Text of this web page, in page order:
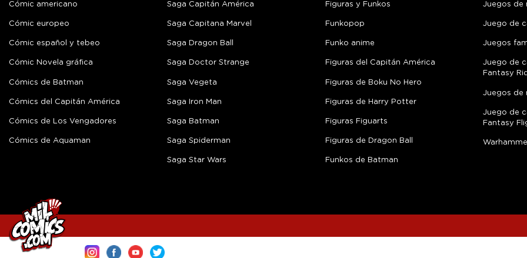
Cómic americano
Cómic europeo
Cómic español y tebeo
Cómic Novela gráfica
Cómics de Batman
Cómics del Capitán América
Cómics de Los Vengadores
Cómics de Aquaman
Saga Capitán América
Saga Capitana Marvel
Saga Dragon Ball
Saga Doctor Strange
Saga Vegeta
Saga Iron Man
Saga Batman
Saga Spiderman
Saga Star Wars
Figuras y Funkos
Funkopop
Funko anime
Figuras del Capitán América
Figuras de Boku No Hero
Figuras de Harry Potter
Figuras Figuarts
Figuras de Dragon Ball
Funkos de Batman
Juegos de
Juego de
Juegos
Juego de
Fantasy
Juegos de
Juego de
Fantasy